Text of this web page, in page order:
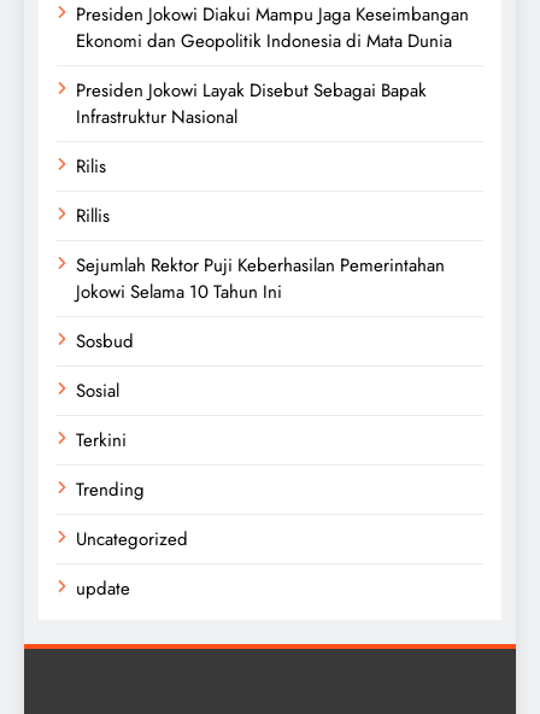
Presiden Jokowi Diakui Mampu Jaga Keseimbangan
Ekonomi dan Geopolitik Indonesia di Mata Dunia
Presiden Jokowi Layak Disebut Sebagai Bapak
Infrastruktur Nasional
Rilis
Rillis
Sejumlah Rektor Puji Keberhasilan Pemerintahan
Jokowi Selama 10 Tahun Ini
Sosbud
Sosial
Terkini
Trending
Uncategorized
update